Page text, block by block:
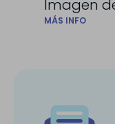
Imagen
MÁS INFO